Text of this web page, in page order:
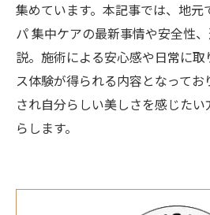
集めています。本記事では、地
パ 集中ケアの最新事情や安全性
説。施術による安心感や日常に
ス体験が得られる内容となって
され自分らしい美しさを感じた
らします。